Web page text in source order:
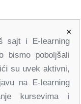
×
sajt i E-learning
bismo poboljšali
su uvek aktivni,
na E-learning
kursevima i